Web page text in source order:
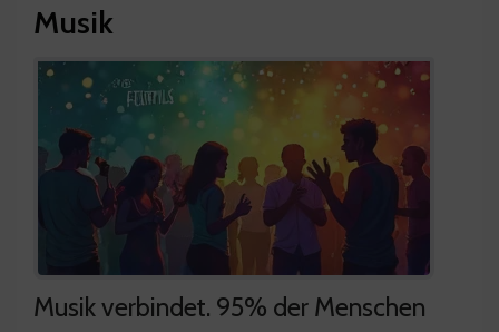
Musik
Musik verbindet. 95% der Menschen